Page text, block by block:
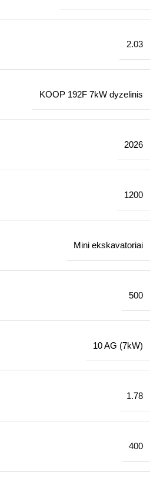
2.03
KOOP 192F 7kW dyzelinis
2026
1200
Mini ekskavatoriai
500
10 AG (7kW)
1.78
400